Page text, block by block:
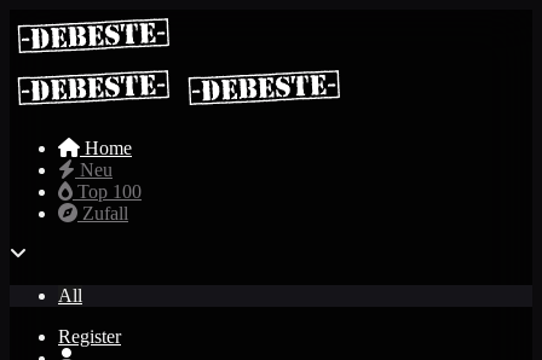
Home
Neu
Top 100
Zufall
All
Register